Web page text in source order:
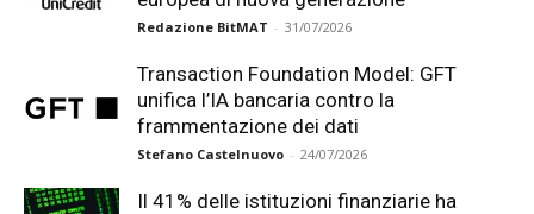
Redazione BitMAT - 31/07/2026
Transaction Foundation Model: GFT
unifica l’IA bancaria contro la
frammentazione dei dati
Stefano Castelnuovo - 24/07/2026
Il 41% delle istituzioni finanziarie ha